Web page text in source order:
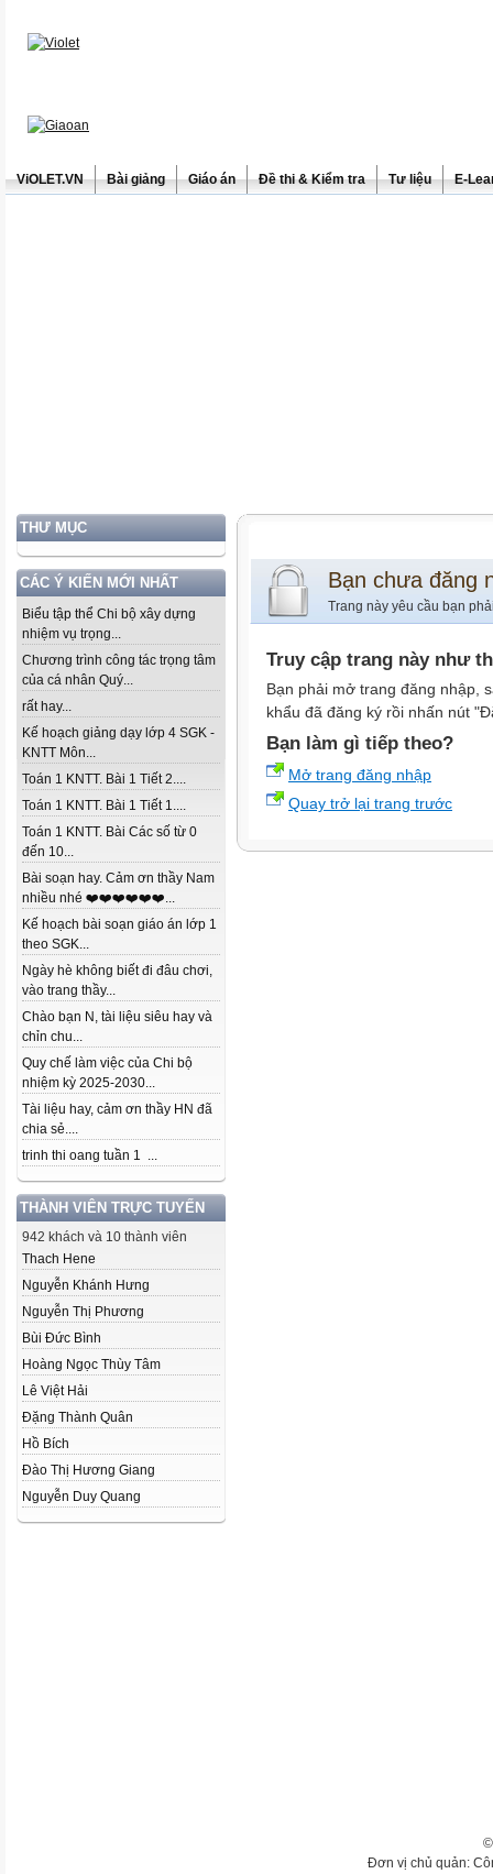
ViOLET.VN Bài giảng Giáo án Đề thi & Kiểm tra Tư liệu E-
THƯ MỤC
CÁC Ý KIẾN MỚI NHẤT
Biểu tập thể Chi bộ xây dựng
nhiệm vụ trọng...
Chương trình công tác trọng tâm
của cá nhân Quý...
rất hay...
Kế hoạch giảng dạy lớp 4 SGK -
KNTT Môn...
Toán 1 KNTT. Bài 1 Tiết 2....
Toán 1 KNTT. Bài 1 Tiết 1....
Toán 1 KNTT. Bài Các số từ 0
đến 10...
Bài soạn hay. Cảm ơn thầy Nam
nhiều nhé ❤️❤️❤️❤️❤️❤️...
Kế hoạch bài soạn giáo án lớp 1
theo SGK...
Ngày hè không biết đi đâu chơi,
vào trang thầy...
Chào bạn N, tài liệu siêu hay và
chỉn chu...
Quy chế làm việc của Chi bộ
nhiệm kỳ 2025-2030...
Tài liệu hay, cảm ơn thầy HN đã
chia sẻ....
trinh thi oang tuần 1 ...
THÀNH VIÊN TRỰC TUYẾN
942 khách và 10 thành viên
Thach Hene
Nguyễn Khánh Hưng
Nguyễn Thị Phương
Bùi Đức Bình
Hoàng Ngọc Thùy Tâm
Lê Việt Hải
Đặng Thành Quân
Hồ Bích
Đào Thị Hương Giang
Nguyễn Duy Quang
Bạn chưa đăng
Trang này yêu cầu bạn
Truy cập trang này như
Bạn phải mở trang đăng nhập,
khẩu đã đăng ký rồi nhấn nút
Bạn làm gì tiếp theo?
Mở trang đăng nhập
Quay trở lại trang trước
Đơn vị chủ quản: